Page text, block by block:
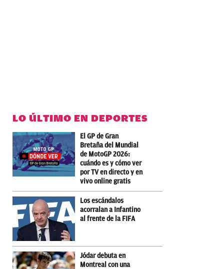
LO ÚLTIMO EN DEPORTES
El GP de Gran
Bretaña del Mundial
de MotoGP 2026:
cuándo es y cómo ver
por TV en directo y en
vivo online gratis
Los escándalos
acorralan a Infantino
al frente de la FIFA
Jódar debuta en
Montreal con una